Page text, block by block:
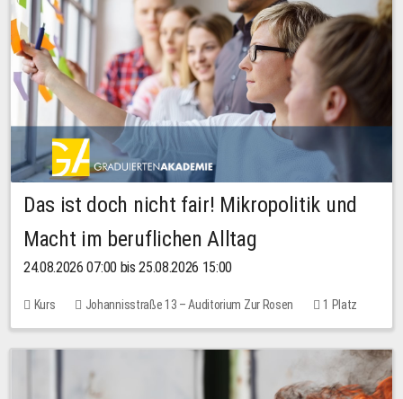
Das ist doch nicht fair! Mikropolitik und
Macht im beruflichen Alltag
24.08.2026 07:00 bis 25.08.2026 15:00
Kurs Johannisstraße 13 – Auditorium Zur Rosen
1 Platz
30,00 EUR